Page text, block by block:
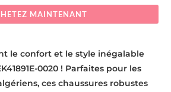
MAINTENANT
le confort et le style inégalable
0020 ! Parfaites pour les
ces chaussures robustes